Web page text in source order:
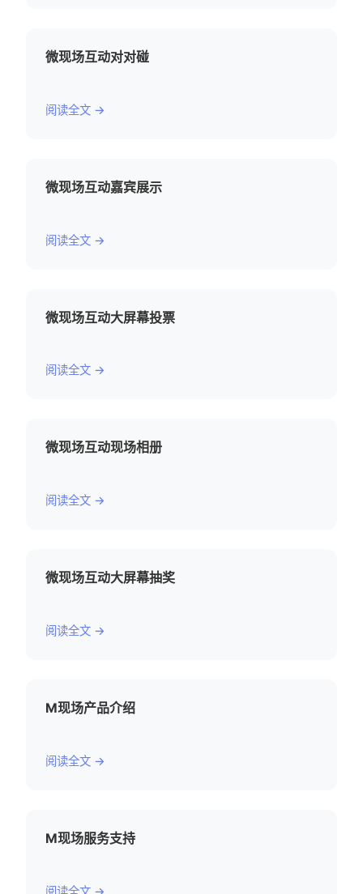
微现场互动对对碰
阅读全文 →
微现场互动嘉宾展示
阅读全文 →
微现场互动大屏幕投票
阅读全文 →
微现场互动现场相册
阅读全文 →
微现场互动大屏幕抽奖
阅读全文 →
M现场产品介绍
阅读全文 →
M现场服务支持
阅读全文 →